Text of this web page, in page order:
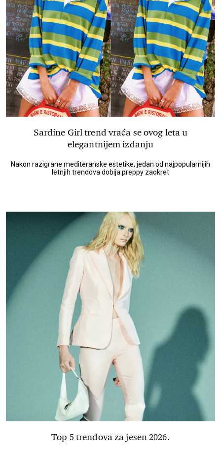
Sardine Girl trend vraća se ovog leta u
elegantnijem izdanju
Nakon razigrane mediteranske estetike, jedan od najpopularnijih
letnjih trendova dobija preppy zaokret
Top 5 trendova za jesen 2026.